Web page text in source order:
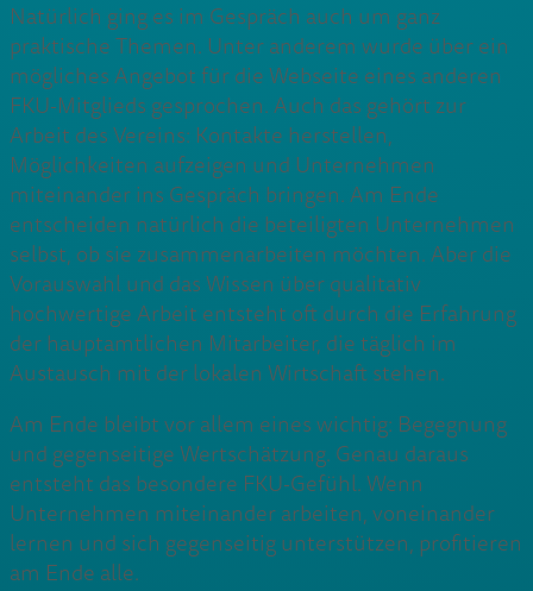
Natürlich ging es im Gespräch auch um ganz
praktische Themen. Unter anderem wurde über ein
mögliches Angebot für die Webseite eines anderen
FKU-Mitglieds gesprochen. Auch das gehört zur
Arbeit des Vereins: Kontakte herstellen,
Möglichkeiten aufzeigen und Unternehmen
miteinander ins Gespräch bringen. Am Ende
entscheiden natürlich die beteiligten Unternehmen
selbst, ob sie zusammenarbeiten möchten. Aber die
Vorauswahl und das Wissen über qualitativ
hochwertige Arbeit entsteht oft durch die Erfahrung
der hauptamtlichen Mitarbeiter, die täglich im
Austausch mit der lokalen Wirtschaft stehen.
Am Ende bleibt vor allem eines wichtig: Begegnung
und gegenseitige Wertschätzung. Genau daraus
entsteht das besondere FKU-Gefühl. Wenn
Unternehmen miteinander arbeiten, voneinander
lernen und sich gegenseitig unterstützen, profitieren
am Ende alle.